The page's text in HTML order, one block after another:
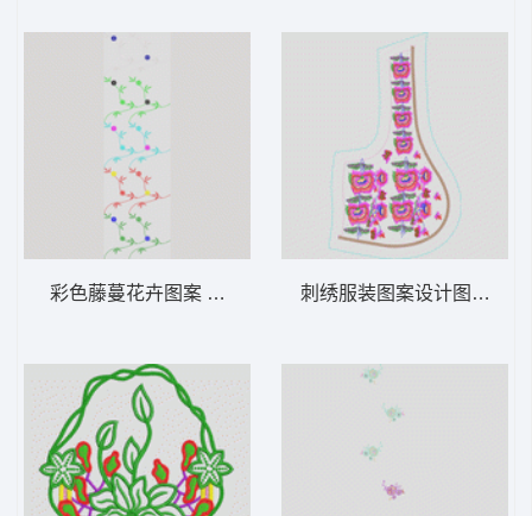
彩色藤蔓花卉图案 窗帘 刺绣服装图案设计图 插针花